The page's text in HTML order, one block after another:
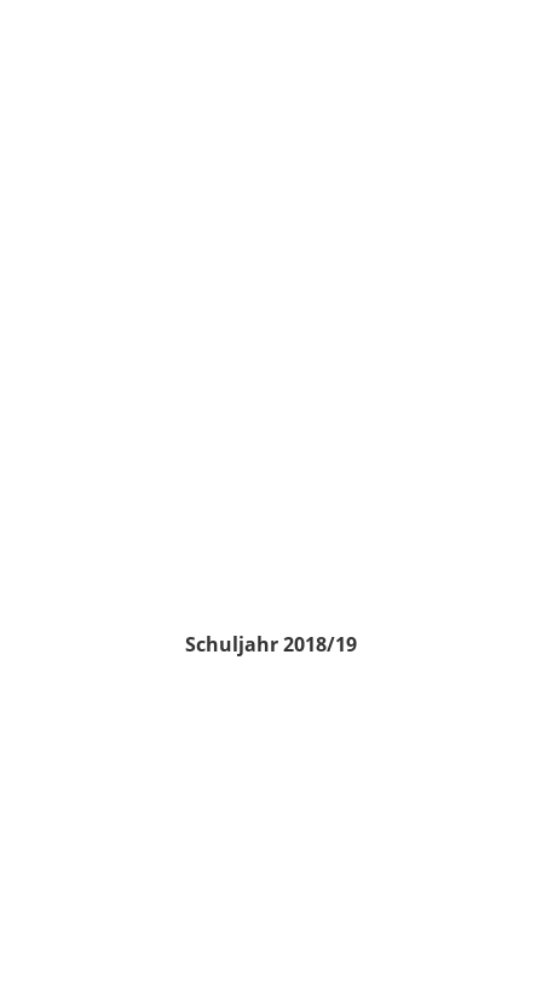
Schuljahr 2018/19